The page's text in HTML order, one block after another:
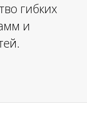
гибких
и